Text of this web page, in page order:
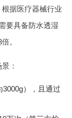
据医疗器械行业
要具备防水透湿
。
：
3000g），且通过